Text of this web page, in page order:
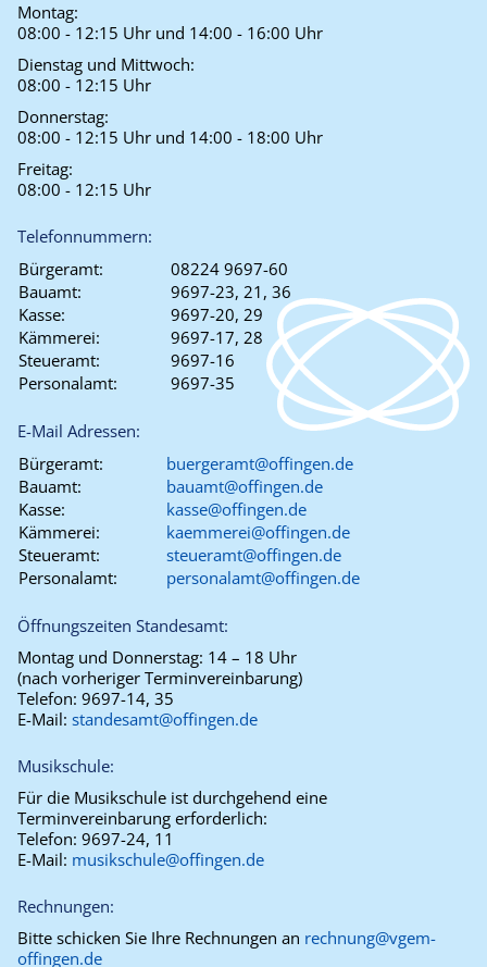
Montag:
08:00 - 12:15 Uhr und 14:00 - 16:00 Uhr
Dienstag und Mittwoch:
08:00 - 12:15 Uhr
Donnerstag:
08:00 - 12:15 Uhr und 14:00 - 18:00 Uhr
Freitag:
08:00 - 12:15 Uhr
Telefonnummern:
Bürgeramt:
08224 9697-60
Bauamt:
9697-23, 21, 36
Kasse:
9697-20, 29
Kämmerei:
9697-17, 28
Steueramt:
9697-16
Personalamt:
9697-35
E-Mail Adressen:
Bürgeramt:
buergeramt@offingen.de
Bauamt:
bauamt@offingen.de
Kasse:
kasse@offingen.de
Kämmerei:
kaemmerei@offingen.de
Steueramt:
steueramt@offingen.de
Personalamt:
personalamt@offingen.de
Öffnungszeiten Standesamt:
Montag und Donnerstag: 14 – 18 Uhr
(nach vorheriger Terminvereinbarung)
Telefon: 9697-14, 35
E-Mail: standesamt@offingen.de
Musikschule:
Für die Musikschule ist durchgehend eine
Terminvereinbarung erforderlich:
Telefon: 9697-24, 11
E-Mail: musikschule@offingen.de
Rechnungen:
Bitte schicken Sie Ihre Rechnungen an rechnung@vgem-
offingen.de